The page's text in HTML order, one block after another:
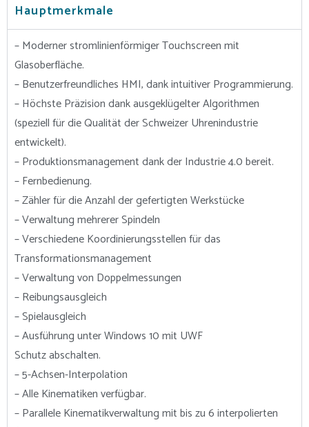
Hauptmerkmale
– Moderner stromlinienförmiger Touchscreen mit
Glasoberfläche.
– Benutzerfreundliches HMI, dank intuitiver Programmierung.
– Höchste Präzision dank ausgeklügelter Algorithmen
(speziell für die Qualität der Schweizer Uhrenindustrie
entwickelt).
– Produktionsmanagement dank der Industrie 4.0 bereit.
– Fernbedienung.
– Zähler für die Anzahl der gefertigten Werkstücke
– Verwaltung mehrerer Spindeln
– Verschiedene Koordinierungsstellen für das
Transformationsmanagement
– Verwaltung von Doppelmessungen
– Reibungsausgleich
– Spielausgleich
– Ausführung unter Windows 10 mit UWF
Schutz abschalten.
– 5-Achsen-Interpolation
– Alle Kinematiken verfügbar.
– Parallele Kinematikverwaltung mit bis zu 6 interpolierten